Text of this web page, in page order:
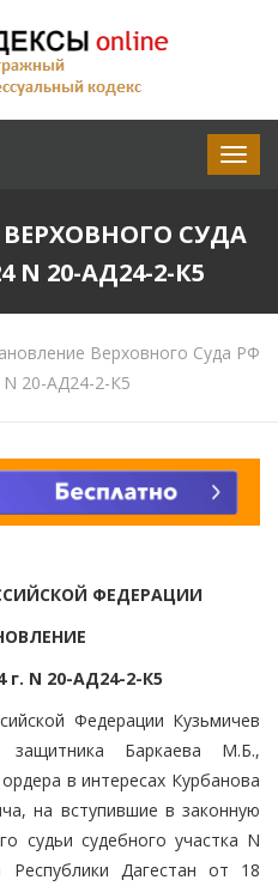
СУДА
N 20-АД24-2-К5
Верховного Суда РФ
N 20-АД24-2-К5
ФЕДЕРАЦИИ
г. N 20-АД24-2-К5
Федерации Кузьмичев
Баркаева М.Б.,
в интересах Курбанова
на вступившие в законную
судьи судебного участка N
Республики Дагестан от 18